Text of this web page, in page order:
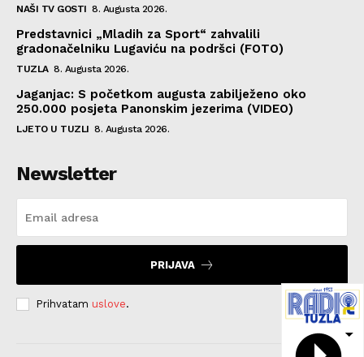
NAŠI TV GOSTI 8. Augusta 2026.
Predstavnici „Mladih za Sport“ zahvalili
gradonačelniku Lugaviću na podršci (FOTO)
TUZLA 8. Augusta 2026.
Jaganjac: S početkom augusta zabilježeno oko
250.000 posjeta Panonskim jezerima (VIDEO)
LJETO U TUZLI 8. Augusta 2026.
Newsletter
PRIJAVA
Prihvatam uslove.